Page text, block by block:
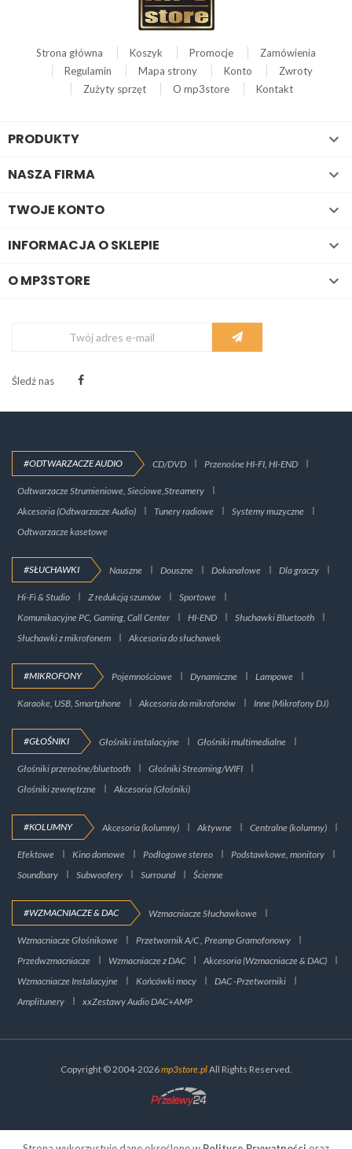
Strona główna Koszyk Promocje
Zamówienia
Regulamin
Mapa strony Konto
Zwroty
Zużyty sprzęt
O mp3store Kontakt
PRODUKTY 
NASZA FIRMA 
TWOJE KONTO 
INFORMACJA O SKLEPIE 
O MP3STORE 
Śledź nas
#ODTWARZACZE AUDIO CD/DVD Przenośne HI-FI, HI-END
Odtwarzacze Strumieniowe, Sieciowe,Streamery
Akcesoria (Odtwarzacze Audio)
Tunery radiowe
Systemy muzyczne
Odtwarzacze kasetowe
#SŁUCHAWKI Nauszne Douszne Dokanałowe Dla graczy
Hi-Fi & Studio Z redukcją szumów
Sportowe
Komunikacyjne PC, Gaming, Call Center
HI-END
Słuchawki Bluetooth
Słuchawki z mikrofonem
Akcesoria do słuchawek
#MIKROFONY Pojemnościowe Dynamiczne Lampowe
Karaoke, USB, Smartphone Akcesoria do mikrofonów Inne (Mikrofony DJ)
#GŁOŚNIKI Głośniki instalacyjne Głośniki multimedialne
Głośniki przenośne/bluetooth
Głośniki Streaming/WIFI
Głośniki zewnętrzne
Akcesoria (Głośniki)
#KOLUMNY Akcesoria (kolumny) Aktywne Centralne (kolumny)
Efektowe Kino domowe Podłogowe stereo
Podstawkowe, monitory
Soundbary
Subwoofery Surround Ścienne
#WZMACNIACZE & DAC Wzmacniacze Słuchawkowe
Wzmacniacze Głośnikowe
Przetwornik A/C , Preamp Gramofonowy
Przedwzmacniacze
Wzmacniacze z DAC
Akcesoria (Wzmacniacze & DAC)
Wzmacniacze Instalacyjne
Końcówki mocy
DAC -Przetworniki
Amplitunery
xxZestawy Audio DAC+AMP
Copyright © 2004-2026mp3store.plAll Rights Reserved.